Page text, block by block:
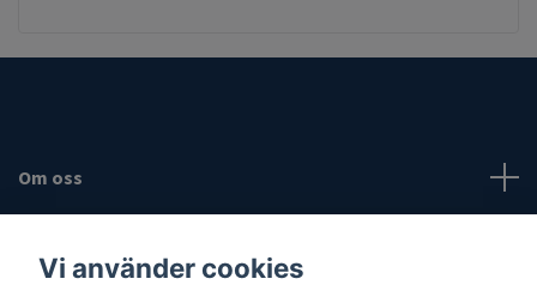
Om oss
Vi använder cookies